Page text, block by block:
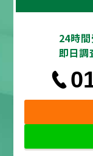
24時
即日調